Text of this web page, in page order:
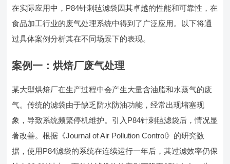
在实际应用中，P84针刺毡滤袋因其卓越的性能和可靠性，在
食品加工行业的废气处理系统中得到了广泛应用。以下将通
过具体案例分析其在不同场景下的表现。
案例一：烘焙厂废气处理
某大型烘焙厂在生产过程中会产生大量含油脂和水蒸气的废
气。传统的滤袋由于缺乏防水防油功能，经常出现堵塞现
象，导致系统频繁停机维护。引入P84针刺毡滤袋后，情况显
著改善。根据《Journal of Air Pollution Control》的研究数
据，使用P84滤袋的系统在连续运行一年后，其过滤效率仍保